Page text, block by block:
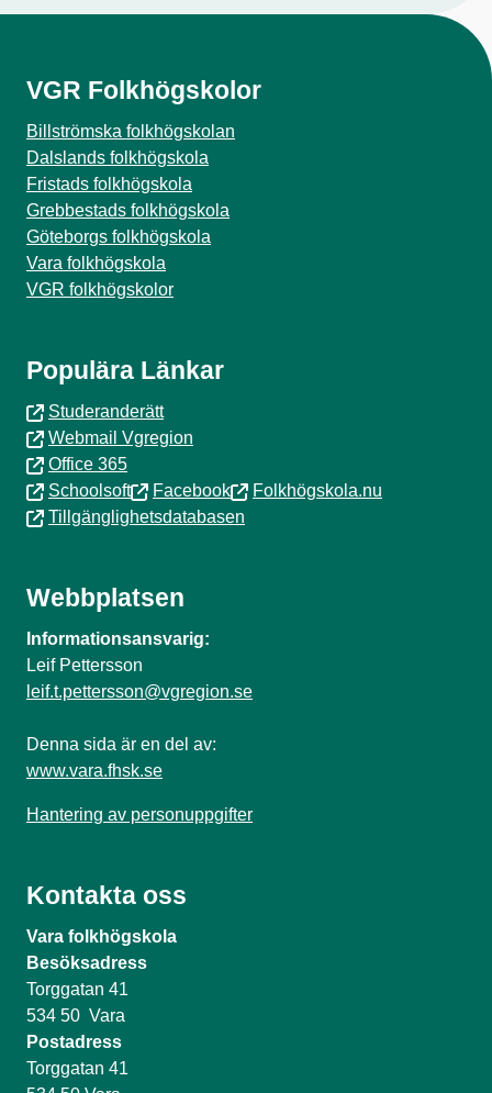
VGR Folkhögskolor
Billströmska folkhögskolan
Dalslands folkhögskola
Fristads folkhögskola
Grebbestads folkhögskola
Göteborgs folkhögskola
Vara folkhögskola
VGR folkhögskolor
Populära Länkar
Studeranderätt
Webmail Vgregion
Office 365
Schoolsoft
Facebook
Folkhögskola.nu
Tillgänglighetsdatabasen
Webbplatsen
Informationsansvarig:
Leif Pettersson
leif.t.pettersson@vgregion.se
Denna sida är en del av:
www.vara.fhsk.se
Hantering av personuppgifter
Kontakta oss
Vara folkhögskola
Besöksadress
Torggatan 41
534 50 Vara
Postadress
Torggatan 41